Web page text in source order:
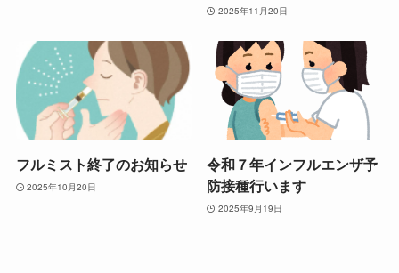
2025年11月20日
フルミスト終了のお知らせ
2025年10月20日
令和７年インフルエンザ予
防接種行います
2025年9月19日